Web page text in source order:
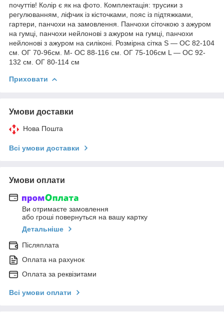
почуттів! Колір є як на фото. Комплектація: трусики з
регулюванням, ліфчик із кісточками, пояс із підтяжками,
гартери, панчохи на замовлення. Панчохи сіточкою з ажуром
на гумці, панчохи нейлонові з ажуром на гумці, панчохи
нейлонові з ажуром на силіконі. Розмірна сітка S — ОС 82-104
см. ОГ 70-96см. M- ОС 88-116 см. ОГ 75-106см L — ОС 92-
132 см. ОГ 80-114 см
Приховати
Умови доставки
Нова Пошта
Всі умови доставки
Умови оплати
Ви отримаєте замовлення
або гроші повернуться на вашу картку
Детальніше
Післяплата
Оплата на рахунок
Оплата за реквізитами
Всі умови оплати